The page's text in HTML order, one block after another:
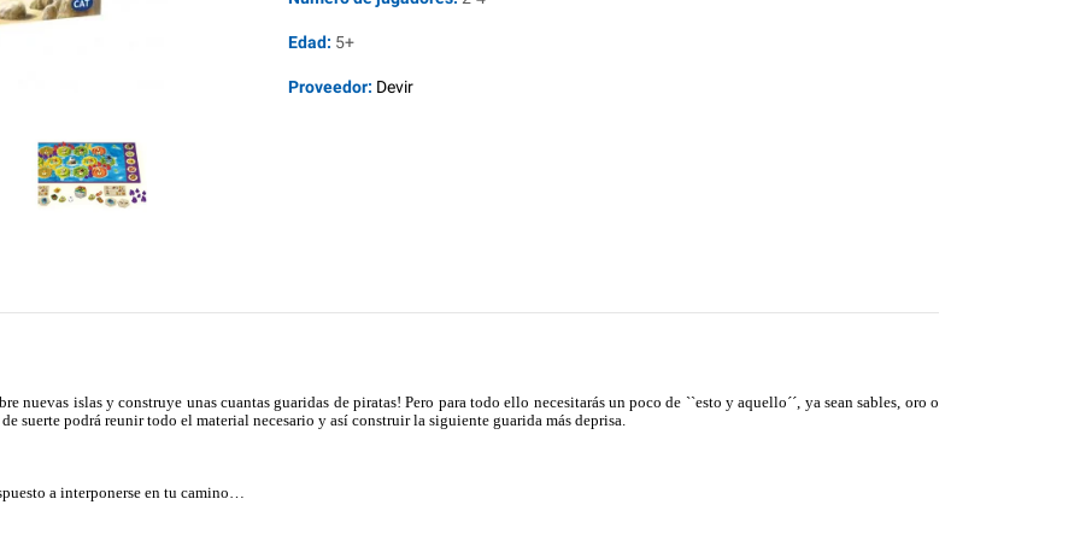
Edad: 5+
Proveedor: Devir
nuevas islas y construye unas cuantas guaridas de piratas! Pero para todo ello necesitarás un poco de ``esto y aquello´´, ya sean sables, oro o
suerte podrá reunir todo el material necesario y así construir la siguiente guarida más deprisa.
a interponerse en tu camino…